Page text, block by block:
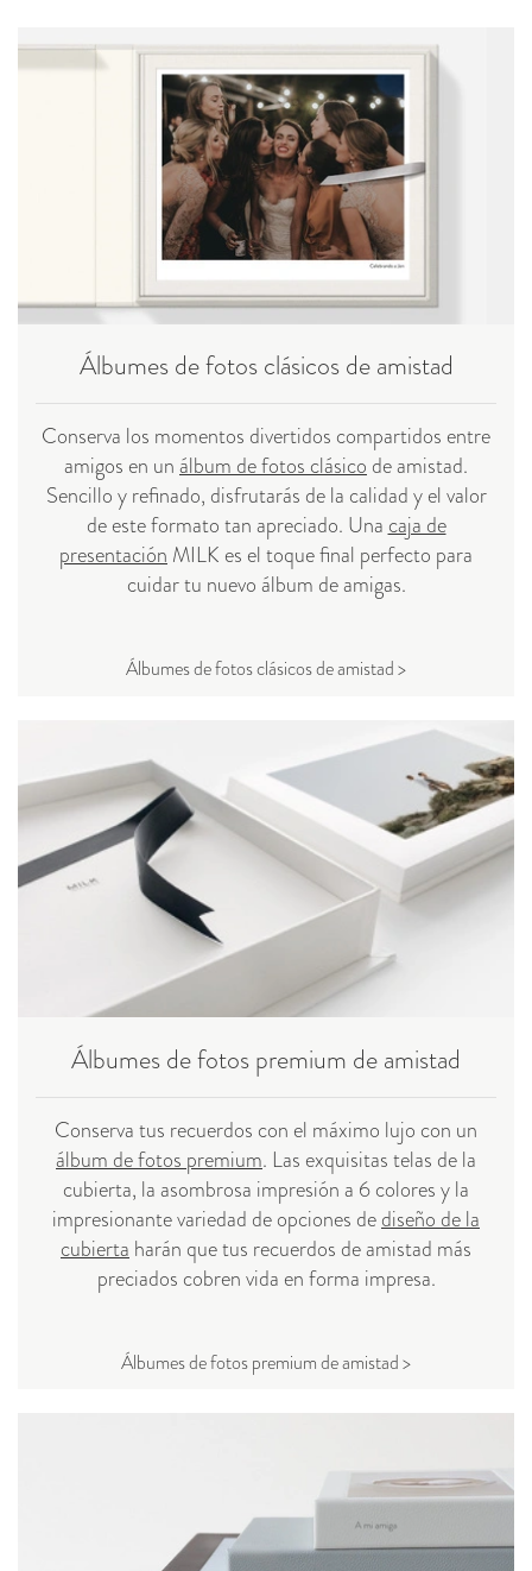
Álbumes de fotos clásicos de amistad
Conserva los momentos divertidos compartidos entre
amigos en unálbum de fotos clásico de amistad.
Sencillo y refinado, disfrutarás de la calidad y el valor
de este formato tan apreciado. Una caja de
presentación MILK es el toque final perfecto para
cuidar tu nuevo álbum de amigas.
Álbumes de fotos clásicos de amistad >
Álbumes de fotos premium de amistad
Conserva tus recuerdos con el máximo lujo con un
álbum de fotos premium. Las exquisitas telas de la
cubierta, la asombrosa impresión a 6 colores y la
impresionante variedad de opciones dediseño de la
cubierta harán que tus recuerdos de amistad más
preciados cobren vida en forma impresa.
Álbumes de fotos premium de amistad >